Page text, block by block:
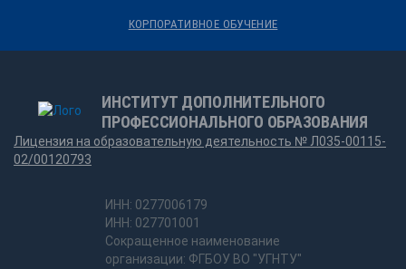
КОРПОРАТИВНОЕ ОБУЧЕНИЕ
ИНСТИТУТ ДОПОЛНИТЕЛЬНОГО
ПРОФЕССИОНАЛЬНОГО ОБРАЗОВАНИЯ
Лицензия на образовательную деятельность № Л035-00115-
02/00120793
ИНН: 0277006179
ИНН: 027701001
Сокращенное наименование
организации: ФГБОУ ВО "УГНТУ"